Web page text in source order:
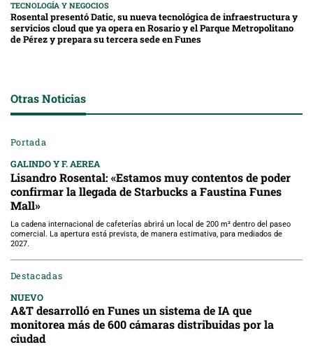
TECNOLOGÍA Y NEGOCIOS
Rosental presentó Datic, su nueva tecnológica de infraestructura y
servicios cloud que ya opera en Rosario y el Parque Metropolitano
de Pérez y prepara su tercera sede en Funes
Otras Noticias
Portada
GALINDO Y F. AEREA
Lisandro Rosental: «Estamos muy contentos de poder
confirmar la llegada de Starbucks a Faustina Funes
Mall»
La cadena internacional de cafeterías abrirá un local de 200 m² dentro del paseo
comercial. La apertura está prevista, de manera estimativa, para mediados de
2027.
Destacadas
NUEVO
A&T desarrolló en Funes un sistema de IA que
monitorea más de 600 cámaras distribuidas por la
ciudad